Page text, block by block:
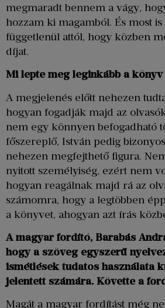
megmaradt bennem a vágy,
hozzam ki magamból. És most
függetlenül attól, hogy közben
díjat.
Mi lepte meg leginkább a
A megjelenés előtt nehezen
hogyan fogadják majd az
nem egy könnyen befogadható
főszereplő, István pedig
nehezen megfejthető figura.
nyitott személyiség, ezért nem
hogyan reagálnak majd rá az
számomra, hogy a legtöbben
a könyvet, ahogyan azt írás
A magyar fordító, Barabás
hogy a szöveg egyszerű
ismétlések tudatos használata
jelentett számára. Követte a
Magát a magyar fordítást még